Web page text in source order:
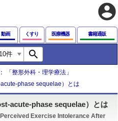
account_circle
動画 くすり 医療機器 書籍通販
search
「整形外科・理学療法」
phase sequelae）とは
acute-phase sequelae）とは
Exercise Intolerance After